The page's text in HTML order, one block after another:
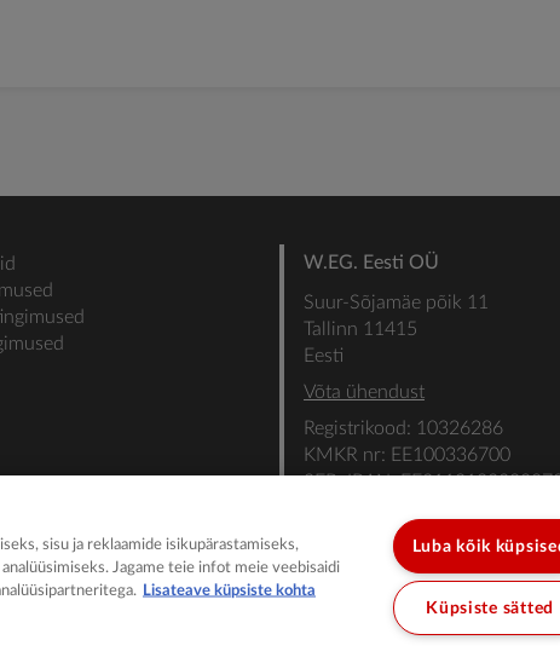
W.EG. Eesti OÜ
Suur-Sõjamäe põik 11
Tallinn 11415
Eesti
Võta ühendust
Registrikood: 10326286
KMKR nr: EE100336700
SEB: IBAN:
sisu ja reklaamide isikupärastamiseks,
Jagame teie infot meie veebisaidi
Lisateave küpsiste kohta
Luba kõik
Küpsiste sätted